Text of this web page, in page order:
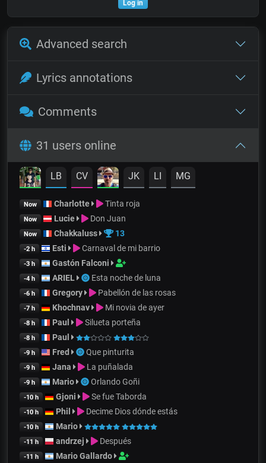
Log in
Advanced search
Lyrics annotations
Comments
31 users online
LB CV JK LI MG
Now Charlotte Tinta roja
Now Lucie Don Juan
Now Chakkaluss 13
-2 h Esti Carnaval de mi barrio
-3 h Gastón Falconi
-4 h ARIEL Esta noche de luna
-6 h Gregory Pabellón de las rosas
-7 h Khochnav Mi novia de ayer
-8 h Paul Silueta porteña
-8 h Paul
-9 h Fred Que pinturita
-9 h Jana La puñalada
-9 h Mario Orlando Goñi
-10 h Gjoni Se fue Taborda
-10 h Phil Decime Dios dónde estás
-10 h Mario
-11 h andrzej Después
-11 h Mario Gallardo